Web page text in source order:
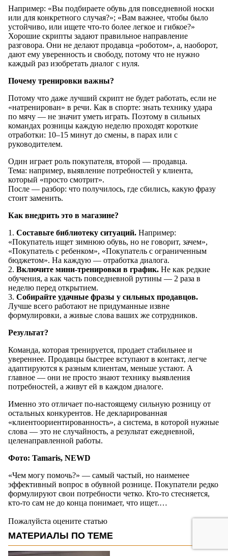
Например: «Вы подбираете обувь для повседневной носки
или для конкретного случая?»; «Вам важнее, чтобы было
устойчиво, или ищете что-то более легкое и гибкое?»
Хорошие скрипты задают правильное направление
разговора. Они не делают продавца «роботом», а, наоборот,
дают ему уверенность и свободу, потому что не нужно
каждый раз изобретать диалог с нуля.
Почему тренировки важны?
Потому что даже лучший скрипт не будет работать, если не
«натренирован» в речи. Как в спорте: знать технику удара
по мячу — не значит уметь играть. Поэтому в сильных
командах розницы каждую неделю проходят короткие
отработки: 10–15 минут до смены, в парах или с
руководителем.
Один играет роль покупателя, второй — продавца.
Тема: например, выявление потребностей у клиента,
который «просто смотрит».
После — разбор: что получилось, где сбились, какую фразу
стоит заменить.
Как внедрить это в магазине?
1. Составьте библиотеку ситуаций. Например:
«Покупатель ищет зимнюю обувь, но не говорит, зачем»,
«Покупатель с ребенком», «Покупатель с ограниченным
бюджетом». На каждую — отработка диалога.
2. Включите мини-тренировки в график. Не как редкие
обучения, а как часть повседневной рутины — 2 раза в
неделю перед открытием.
3. Собирайте удачные фразы у сильных продавцов.
Лучше всего работают не придуманные извне
формулировки, а живые слова ваших же сотрудников.
Результат?
Команда, которая тренируется, продает стабильнее и
увереннее. Продавцы быстрее вступают в контакт, легче
адаптируются к разным клиентам, меньше устают. А
главное — они не просто знают технику выявления
потребностей, а живут ей в каждом диалоге.
Именно это отличает по-настоящему сильную розницу от
остальных конкурентов. Не декларированная
«клиентоориентированность», а система, в которой нужные
слова — это не случайность, а результат ежедневной,
целенаправленной работы.
Фото: Tamaris, NEWD
«Чем могу помочь?» — самый частый, но наименее
эффективный вопрос в обувной рознице. Покупатели редко
формулируют свои потребности четко. Кто-то стесняется,
кто-то сам не до конца понимает, что ищет.…
Пожалуйста оцените статью
МАТЕРИАЛЫ ПО ТЕМЕ